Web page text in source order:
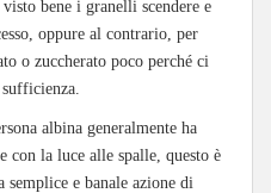
bene i granelli scendere e
oppure al contrario, per
o zuccherato poco perché ci
albina generalmente ha
con la luce alle spalle, questo è
semplice e banale azione di